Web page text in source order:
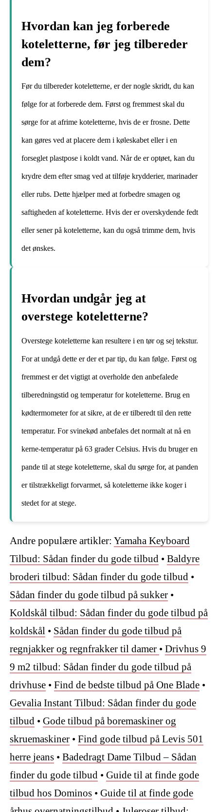
Hvordan kan jeg forberede
koteletterne, før jeg tilbereder
dem?
Før du tilbereder koteletterne, er der nogle skridt, du kan
følge for at forberede dem. Først og fremmest skal du
sørge for at afrime koteletterne, hvis de er frosne. Dette
kan gøres ved at placere dem i køleskabet eller i en
forseglet plastpose i koldt vand. Når de er optøet, kan du
krydre dem efter smag ved at tilføje krydderier, marinader
eller rubs. Dette hjælper med at forbedre smagen og
saftigheden af ​​koteletterne. Hvis der er overskydende fedt
eller sener på koteletterne, kan du også trimme dem, hvis
det ønskes.
Hvordan undgår jeg at
overstege koteletterne?
Overstege koteletterne kan resultere i en tør og sej tekstur.
For at undgå dette er der et par tip, du kan følge. Først og
fremmest er det vigtigt at overholde den anbefalede
tilberedningstid og temperatur for koteletterne. Brug en
kødtermometer for at sikre, at de er tilberedt til den rette
temperatur. For svinekød anbefales det normalt at nå en
kerne-temperatur på 63 grader Celsius. Hvis du bruger en
pande til at stege koteletterne, skal du sørge for, at panden
er tilstrækkeligt forvarmet, så koteletterne ikke koger i
stedet for at stege.
Andre populære artikler: Yamaha Keyboard
Tilbud: Sådan finder du gode tilbud • Baldyre
broderi tilbud: Sådan finder du gode tilbud •
Sådan finder du gode tilbud på sukker •
Koldskål tilbud: Sådan finder du gode tilbud på
koldskål • Sådan finder du gode tilbud på
regnjakker og regnfrakker til damer • Drivhus 9
9 m2 tilbud: Sådan finder du gode tilbud på
drivhuse • Find de bedste tilbud på One Blade •
Gevalia Instant Tilbud: Sådan finder du gode
tilbud • Gode tilbud på boremaskiner og
skruemaskiner • Find gode tilbud på Levis 501
herre jeans • Badedragt Dame Tilbud – Sådan
finder du gode tilbud • Guide til at finde gode
tilbud hos Dominos • Guide til at finde gode